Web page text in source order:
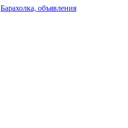
Барахолка, объявления